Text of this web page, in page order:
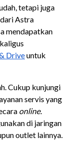
tetapi juga
Astra
mendapatkan
Driveuntuk
Cukup kunjungi
servis yang
online.
di jaringan
outlet lainnya.